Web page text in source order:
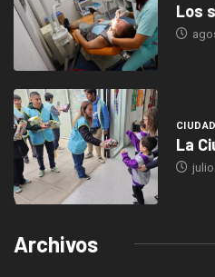
Los
CIUDAD
La
Archivos